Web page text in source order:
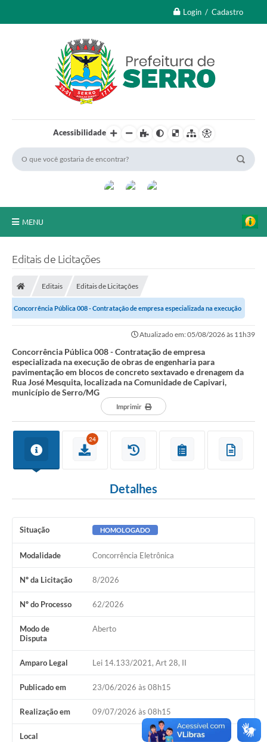
Login / Cadastro
Acessibilidade
MENU
Transparência Pública
Processo Seletivo/Concurso Público
Online
Plano Diretor Participativo de Serro/MG
Planejamento e Orçamento Público: PPA - LOA -
Licitações
Sala Mineira do Empreendedor de Serro/MG
Lei Paulo Gustavo
Carta de Serviços
Emissão de Contracheque
Chamamento Público
Convênios
Arquivos para Download
SIC
FAQ
Editais de Licitações
Editais Editais de Licitações
Concorrência Pública 008 - Contratação de empresa especializada na execução
Atualizado em: 05/08/2026 às 11h39
Concorrência Pública 008 - Contratação de empresa
especializada na execução de obras de engenharia para
pavimentação em blocos de concreto sextavado e drenagem da
Rua José Mesquita, localizada na Comunidade de Capivari,
município de Serro/MG
Imprimir
24
Detalhes
Situação HOMOLOGADO
Modalidade Concorrência Eletrônica
Nº da Licitação 8/2026
Nº do Processo 62/2026
Modo de
Disputa
Aberto
Amparo Legal Lei 14.133/2021, Art 28, II
Publicado em 23/06/2026 às 08h15
Realização em 09/07/2026 às 08h15
Local